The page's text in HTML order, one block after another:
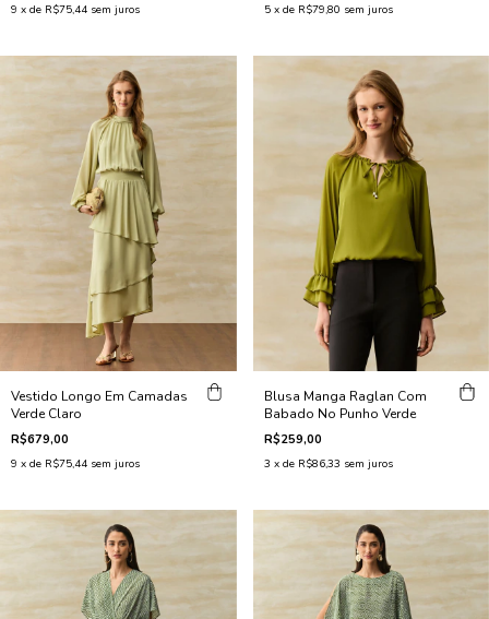
9 x de R$75,44 sem juros 5 x de R$79,80 sem juros
Vestido Longo Em Camadas
Verde Claro
R$679,00
9 x de R$75,44 sem juros
Blusa Manga Raglan Com
Babado No Punho Verde
R$259,00
3 x de R$86,33 sem juros